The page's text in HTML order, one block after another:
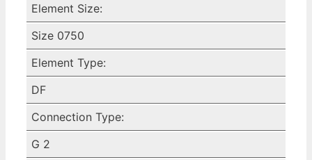
Element Size:
Size 0750
Element Type:
DF
Connection Type:
G 2